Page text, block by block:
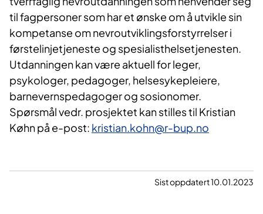
til fagpersoner som har et ønske om å utvikle sin
kompetanse om nevroutviklingsforstyrrelser i
førstelinjetjeneste og spesialisthelsetjenesten.
Utdanningen kan være aktuell for leger,
psykologer, pedagoger, helsesykepleiere,
barnevernspedagoger og sosionomer.
Spørsmål vedr. prosjektet kan stilles til Kristian
Køhn på e-post: kristian.kohn@r-bup.no
Sist oppdatert 10.01.2023